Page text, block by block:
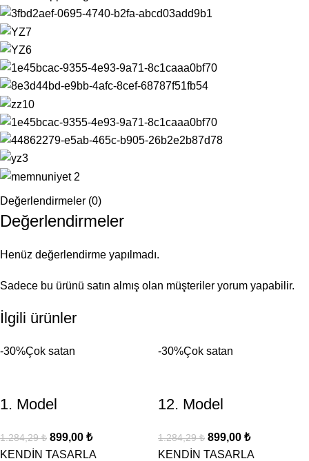
Değerlendirmeler (0)
Değerlendirmeler
Henüz değerlendirme yapılmadı.
Sadece bu ürünü satın almış olan müşteriler yorum yapabilir.
İlgili ürünler
-30%Çok satan
1. Model
1.284,29₺ 899,00 ₺
KENDİN TASARLA
-30%Çok satan
12. Model
1.284,29₺ 899,00 ₺
KENDİN TASARLA